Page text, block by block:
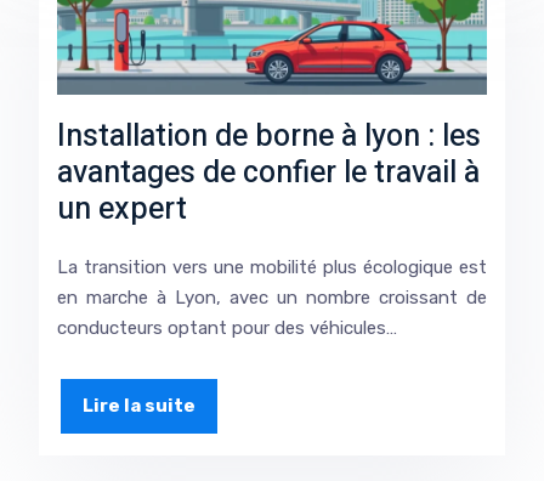
Installation de borne à lyon : les
avantages de confier le travail à
un expert
La transition vers une mobilité plus écologique est
en marche à Lyon, avec un nombre croissant de
conducteurs optant pour des véhicules…
Lire la suite